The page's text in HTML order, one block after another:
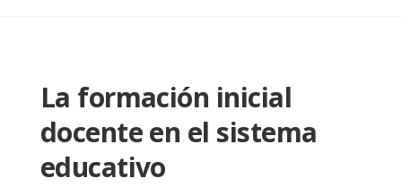
La formación inicial
docente en el sistema
educativo